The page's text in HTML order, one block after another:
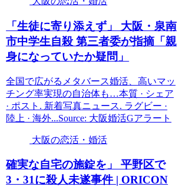
「生徒に寄り添えず」 大阪 ・泉南
市中学生自殺 第三者委が指摘「親
身になっていたか疑問」
全国で広がるメタバース婚活、高いマッ
チング率実現の自治体も…本質 · シェア
· ポスト. 新着写真ニュース. ラグビー ·
陸上 · 海外...Source: 大阪婚活Gアラート
大阪の恋活・婚活
確実な自宅の施錠を」 平野区で
3・31に殺人未遂事件 | ORICON